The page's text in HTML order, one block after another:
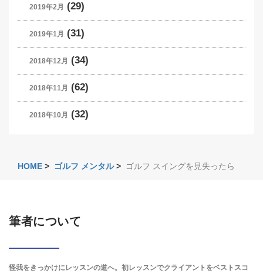
2019年2月 (29)
2019年1月 (31)
2018年12月 (34)
2018年11月 (62)
2018年10月 (32)
HOME > ゴルフ メンタル > ゴルフ スイングを見失ったら
筆者について
怪我をきっかけにレッスンの道へ。初レッスンでクライアントをベストスコ